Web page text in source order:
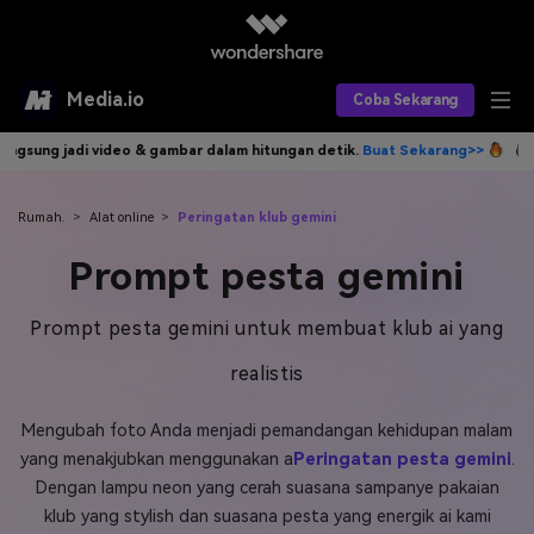
Media.io Coba Sekarang
Alat AI
AI Video
AI Gambar
AI Audio
Produk AI
Asisten Video AI
Editor Video AI
Editor Audio AI
Find More Solutions >>
Efek AI
Efek Video
Sumber Daya
Panduan Pengguna Apa yang Baru
Veo3 TOP
dalam hitungan detik.Buat Sekarang>> Tulis idemu, AI langsung
Rumah. > Alat online > Peringatan klub gemini
Prompt pesta gemini
Prompt pesta gemini untuk membuat klub ai yang
realistis
Mengubah foto Anda menjadi pemandangan kehidupan malam
yang menakjubkan menggunakan a Peringatan pesta gemini.
Dengan lampu neon yang cerah suasana sampanye pakaian
klub yang stylish dan suasana pesta yang energik ai kami